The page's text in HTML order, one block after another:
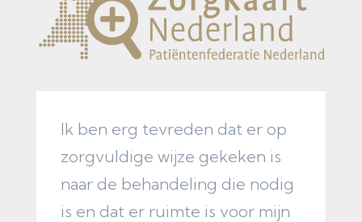
Ik ben erg tevreden dat er op
zorgvuldige wijze gekeken is
naar de behandeling die nodig
is en dat er ruimte is voor mijn